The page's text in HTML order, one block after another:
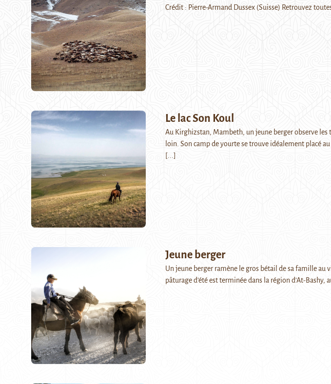
Crédit : Pierre-Armand Dussex (Suisse) Retrouvez
Le lac Son Koul
Au Kirghizstan, Mambeth, un jeune berger observe les
loin. Son camp de yourte se trouve idéalement placé au
[...]
Jeune berger
Un jeune berger ramène le gros bétail de sa famille au
pâturage d’été est terminée dans la région d’At-Bashy,